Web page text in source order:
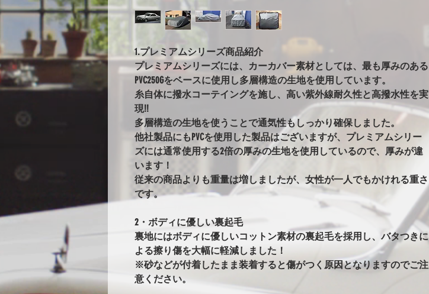
1.プレミアムシリーズ商品紹介
プレミアムシリーズには、カーカバー素材としては、最も厚みのある
PVC250Gをベースに使用し多層構造の生地を使用しています。
糸自体に撥水コーテイングを施し、高い紫外線耐久性と高撥水性を実
現!!
多層構造の生地を使うことで通気性もしっかり確保しました。
他社製品にもPVCを使用した製品はございますが、プレミアムシリー
ズには通常使用する2倍の厚みの生地を使用しているので、厚みが違
います！
従来の商品よりも重量は増しましたが、女性が一人でもかけれる重さ
です。
2・ボディに優しい裏起毛
裏地にはボディに優しいコットン素材の裏起毛を採用し、バタつきに
よる擦り傷を大幅に軽減しました！
※砂などが付着したまま装着すると傷がつく原因となりますのでご注
意ください。